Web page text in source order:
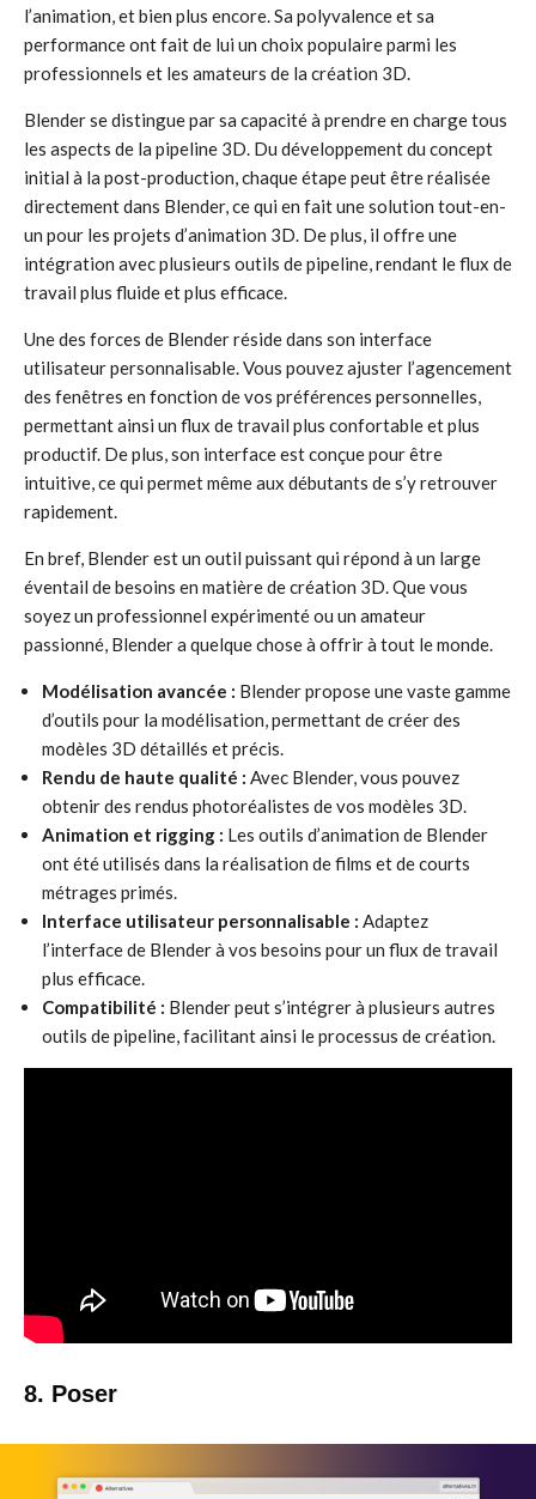
l’animation, et bien plus encore. Sa polyvalence et sa
performance ont fait de lui un choix populaire parmi les
professionnels et les amateurs de la création 3D.
Blender se distingue par sa capacité à prendre en charge tous
les aspects de la pipeline 3D. Du développement du concept
initial à la post-production, chaque étape peut être réalisée
directement dans Blender, ce qui en fait une solution tout-en-
un pour les projets d’animation 3D. De plus, il offre une
intégration avec plusieurs outils de pipeline, rendant le flux de
travail plus fluide et plus efficace.
Une des forces de Blender réside dans son interface
utilisateur personnalisable. Vous pouvez ajuster l’agencement
des fenêtres en fonction de vos préférences personnelles,
permettant ainsi un flux de travail plus confortable et plus
productif. De plus, son interface est conçue pour être
intuitive, ce qui permet même aux débutants de s’y retrouver
rapidement.
En bref, Blender est un outil puissant qui répond à un large
éventail de besoins en matière de création 3D. Que vous
soyez un professionnel expérimenté ou un amateur
passionné, Blender a quelque chose à offrir à tout le monde.
Modélisation avancée : Blender propose une vaste gamme
d’outils pour la modélisation, permettant de créer des
modèles 3D détaillés et précis.
Rendu de haute qualité : Avec Blender, vous pouvez
obtenir des rendus photoréalistes de vos modèles 3D.
Animation et rigging : Les outils d’animation de Blender
ont été utilisés dans la réalisation de films et de courts
métrages primés.
Interface utilisateur personnalisable : Adaptez
l’interface de Blender à vos besoins pour un flux de travail
plus efficace.
Compatibilité : Blender peut s’intégrer à plusieurs autres
outils de pipeline, facilitant ainsi le processus de création.
8. Poser